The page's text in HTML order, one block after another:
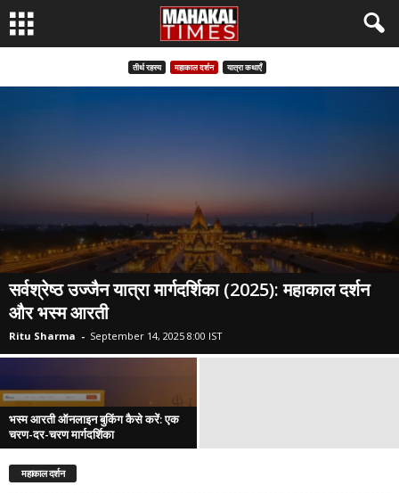
तीर्थ रहस्य महाकाल दर्शन यात्रा कथाएँ
सर्वश्रेष्ठ उज्जैन यात्रा मार्गदर्शिका (2025): महाकाल दर्शन
और भस्म आरती
Ritu Sharma - September 14, 2025 8:00 IST
भस्म आरती ऑनलाइन बुकिंग कैसे करें: एक
चरण-दर-चरण मार्गदर्शिका
महाकाल दर्शन